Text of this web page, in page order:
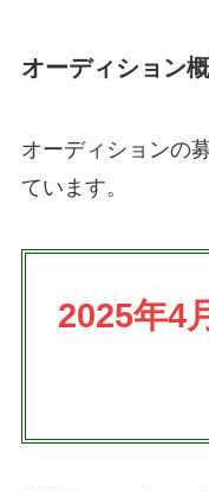
オーディション
オーディションの
ています。
2025年4